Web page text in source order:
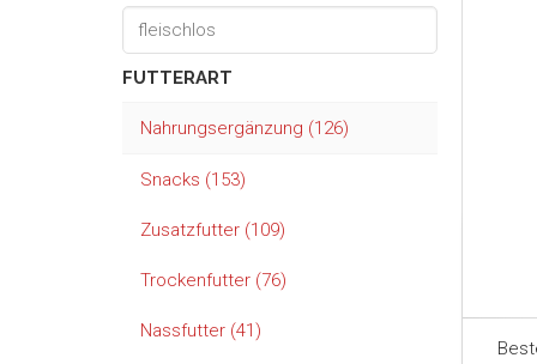
FUTTERART
Nahrungsergänzung (126)
Snacks (153)
Zusatzfutter (109)
Trockenfutter (76)
Nassfutter (41)